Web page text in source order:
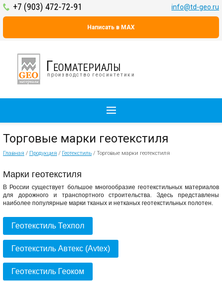
+7 (903) 472-72-91 info@td-geo.ru
Написать в MAX
Геоматериалы
производство геосинтетики
Торговые марки геотекстиля
Главная / Продукция / Геотекстиль / Торговые марки геотекстиля
Марки геотекстиля
В России существует большое многообразие геотекстильных материалов
для дорожного и транспортного строительства. Здесь представлены
наиболее популярные марки тканых и нетканых геотекстильных полотен.
Геотекстиль Техпол
Геотекстиль Автекс (Avtex)
Геотекстиль Геоком